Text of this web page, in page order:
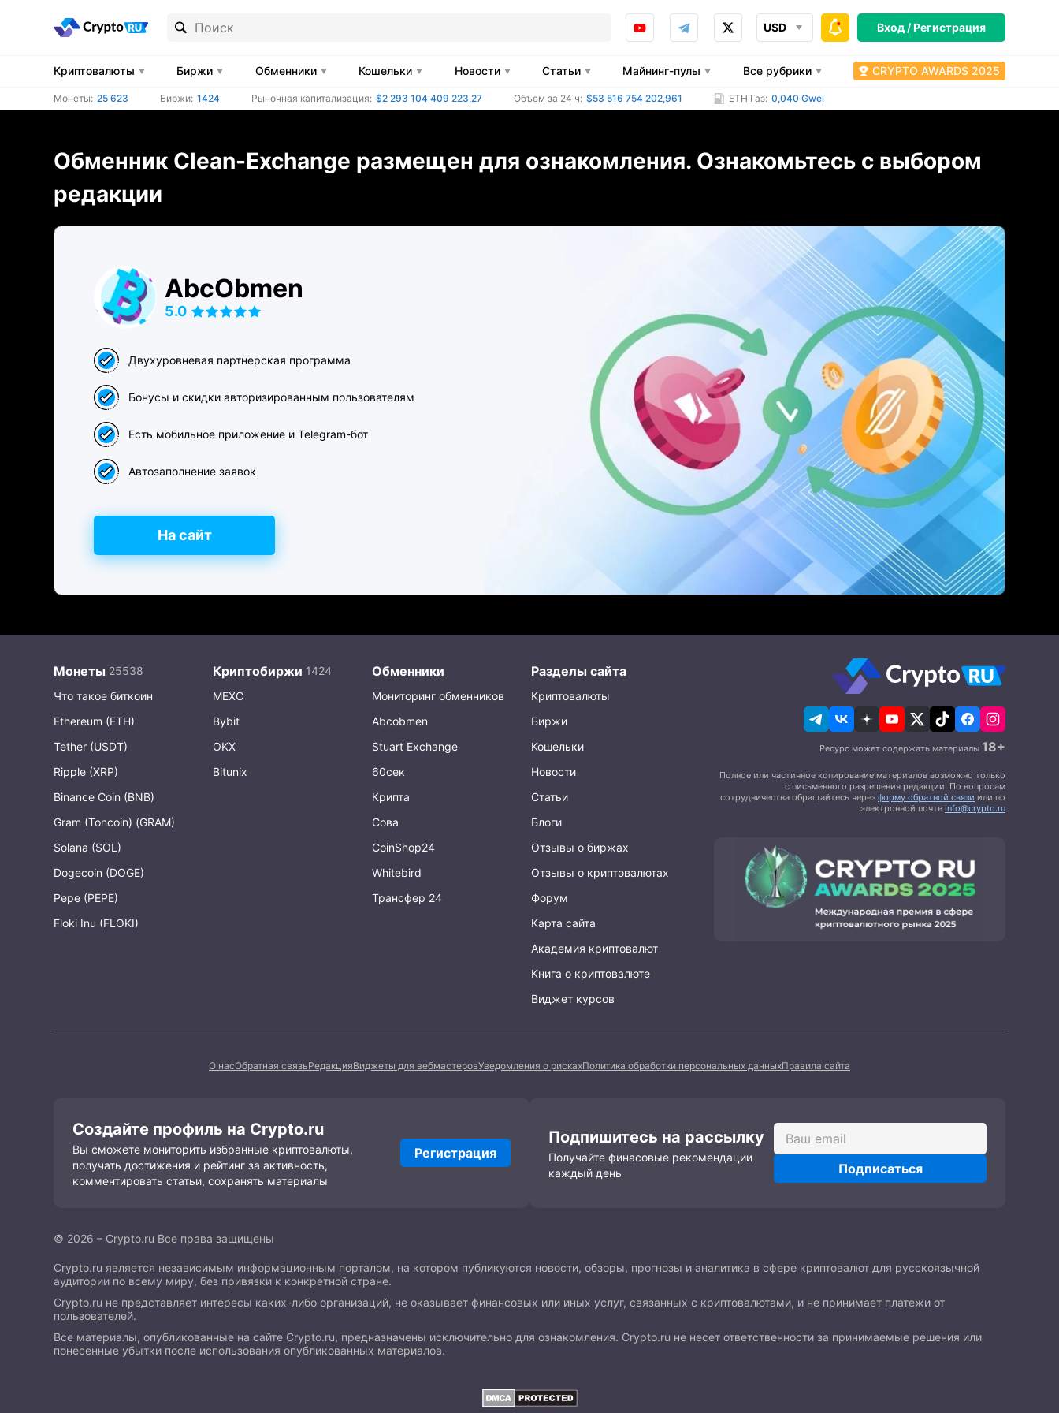
USD Вход /Регистрация
Криптовалюты Биржи Обменники Кошельки Новости Статьи Майнинг-пулы Все рубрики CRYPTO AWARDS 2025
Монеты: 25 623 Биржи: 1424 Рыночная капитализация: $2 293 104 409 223,27 Объем за 24 ч: $53 516 754 202,961 ETH Газ: 0,040 Gwei
Обменник Clean-Exchange размещен для ознакомления. Ознакомьтесь с выбором
редакции
AbcObmen
5.0
Двухуровневая партнерская программа
Бонусы и скидки авторизированным пользователям
Есть мобильное приложение и Telegram-бот
Автозаполнение заявок
На сайт
Монеты
Что такое биткоин
Ethereum (ETH)
Tether (USDT)
Ripple (XRP)
Binance Coin (BNB)
Gram (Toncoin) (GRAM)
Solana (SOL)
Dogecoin (DOGE)
Pepe (PEPE)
Floki Inu (FLOKI)
Криптобиржи
MEXC
Bybit
OKX
Bitunix
Обменники
Мониторинг обменников
Abcobmen
Stuart Exchange
60сек
Крипта
Сова
CoinShop24
Whitebird
Трансфер 24
Разделы сайта
Криптовалюты
Биржи
Кошельки
Новости
Статьи
Блоги
Отзывы о биржах
Отзывы о криптовалютах
Форум
Карта сайта
Академия криптовалют
Книга о криптовалюте
Виджет курсов
Ресурс может содержать материалы 18+
Полное или частичное копирование материалов возможно только
с письменного разрешения редакции. По вопросам
сотрудничества обращайтесь через форму обратной связи или по
электронной почте info@crypto.ru
О насОбратная связьРедакцияВиджеты для вебмастеровУведомления о рискахПолитика обработки персональных данныхПравила сайта
Создайте профиль на Crypto.ru
Вы сможете мониторить избранные криптовалюты,
получать достижения и рейтинг за активность,
комментировать статьи, сохранять материалы
Регистрация
Подпишитесь на рассылку
Получайте финасовые рекомендации
каждый день
Подписаться
© 2026 – Crypto.ru Все права защищены
Crypto.ru является независимым информационным порталом, на котором публикуются новости, обзоры, прогнозы и аналитика в сфере криптовалют для русскоязычной
аудитории по всему миру, без привязки к конкретной стране.
Crypto.ru не представляет интересы каких-либо организаций, не оказывает финансовых или иных услуг, связанных с криптовалютами, и не принимает платежи от
пользователей.
Все материалы, опубликованные на сайте Crypto.ru, предназначены исключительно для ознакомления. Crypto.ru не несет ответственности за принимаемые решения или
понесенные убытки после использования опубликованных материалов.